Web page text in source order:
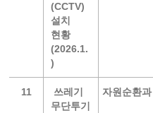
(CCTV)
설치
현황
(2026.1.
)
11
쓰레기
무단투기
자원순환과